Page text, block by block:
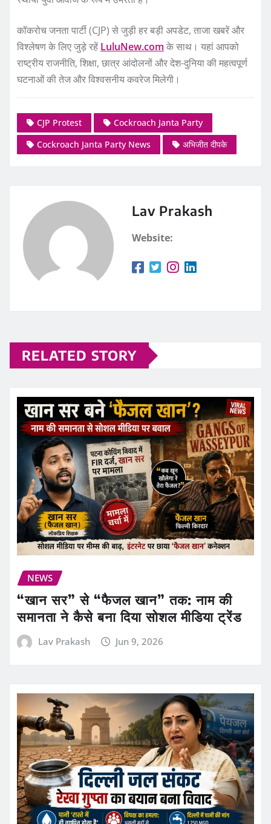
कॉकरोच जनता पार्टी (CJP) से जुड़ी हर बड़ी अपडेट, ताजा खबरें और
विश्लेषण के लिए जुड़े रहें LuluNew.com के साथ। यहां आपको
राष्ट्रीय राजनीति, शिक्षा, छात्र आंदोलनों और देश-दुनिया की महत्वपूर्ण
घटनाओं की तेज और विश्वसनीय कवरेज मिलेगी।
CJP Protest
Cockroach Janta Party
Cockroach Janta Party News
अभिजीत दीपके
Lav Prakash
Website:
RELATED STORY
NEWS
“खान सर” से “फैजल खान” तक: नाम की
समानता ने कैसे बना दिया सोशल मीडिया ट्रेंड
Lav Prakash Jun 9, 2026